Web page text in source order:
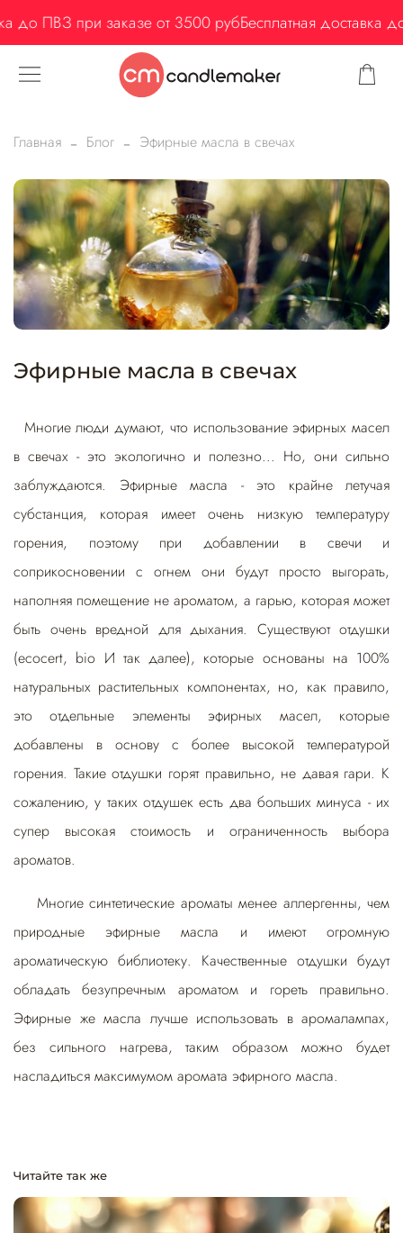
до ПВЗ при заказе от 3500 рубБесплатная доставка
Главная Блог Эфирные масла в свечах
Эфирные масла в свечах
Многие люди думают, что использование эфирных масел
в свечах - это экологично и полезно... Но, они сильно
заблуждаются. Эфирные масла - это крайне летучая
субстанция, которая имеет очень низкую температуру
горения, поэтому при добавлении в свечи и
соприкосновении с огнем они будут просто выгорать,
наполняя помещение не ароматом, а гарью, которая может
быть очень вредной для дыхания. Существуют отдушки
(ecocert, bio И так далее), которые основаны на 100%
натуральных растительных компонентах, но, как правило,
это отдельные элементы эфирных масел, которые
добавлены в основу с более высокой температурой
горения. Такие отдушки горят правильно, не давая гари. К
сожалению, у таких отдушек есть два больших минуса - их
супер высокая стоимость и ограниченность выбора
ароматов.
Многие синтетические ароматы менее аллергенны, чем
природные эфирные масла и имеют огромную
ароматическую библиотеку. Качественные отдушки будут
обладать безупречным ароматом и гореть правильно.
Эфирные же масла лучше использовать в аромалампах,
без сильного нагрева, таким образом можно будет
насладиться максимумом аромата эфирного масла.
Читайте так же